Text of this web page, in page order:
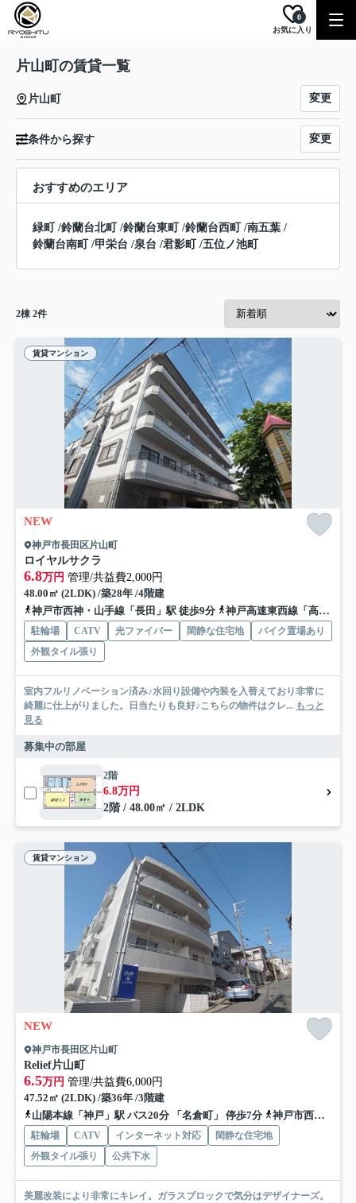
お気に入り
0
片山町の賃貸一覧
片山町 変更
条件から探す 変更
おすすめのエリア
緑町 /鈴蘭台北町 /鈴蘭台東町 /鈴蘭台西町 /南五葉 /
鈴蘭台南町
/甲栄台 /泉台 /君影町 /五位ノ池町
2棟 2件
賃貸マンション
NEW
神戸市長田区片山町
ロイヤルサクラ
6.8万円 管理/共益費2,000円
48.00㎡ (2LDK) /築28年 /4階建
神戸市西神・山手線「長田」駅 徒歩9分
神戸高速東西線「高速長田」駅 徒歩9分
駐輪場 CATV 光ファイバー 閑静な住宅地
バイク置場あり
外観タイル張り
室内フルリノベーション済み♪水回り設備や内装を入替えており非常に
綺麗に仕上がりました。日当たりも良好♪こちらの物件はクレ... もっと
見る
募集中の部屋
2階
6.8万円
2階 / 48.00㎡ / 2LDK
賃貸マンション
NEW
神戸市長田区片山町
Relief片山町
6.5万円 管理/共益費6,000円
47.52㎡ (2LDK) /築36年 /3階建
山陽本線「神戸」駅 バス20分 「名倉町」 停歩7分
神戸市西神・山手線「長田」駅 徒歩15分
駐輪場 CATV インターネット対応
閑静な住宅地
外観タイル張り
公共下水
美麗改装により非常にキレイ。ガラスブロックで気分はデザイナーズ。